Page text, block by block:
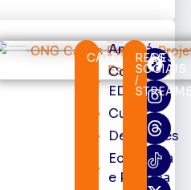
CATEGORIAS
Amapá
Cortes
EDcast
Cultura
Destaques
Economia
e Política
REDES
SOCIAIS
/